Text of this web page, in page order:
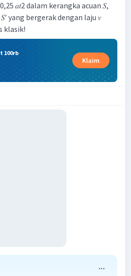
𝑎𝑡2 dalam kerangka acuan 𝑆,
yang bergerak dengan laju 𝑣
klasik!
100rb
Klaim